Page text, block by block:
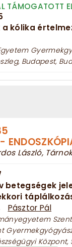
TÁMOGATOTT
kólika
Budapest,
László,
betegségek
Pásztor Pál
Központ,